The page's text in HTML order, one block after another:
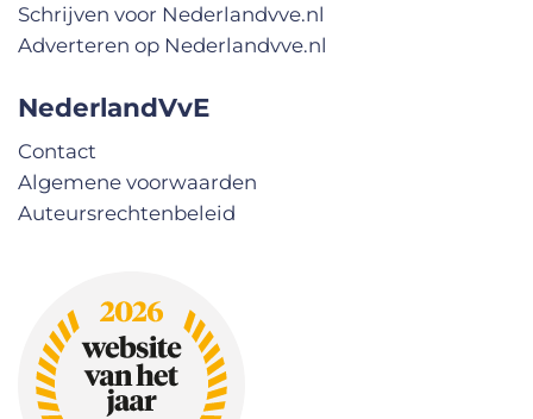
Schrijven voor Nederlandvve.nl
Adverteren op Nederlandvve.nl
NederlandVvE
Contact
Algemene voorwaarden
Auteursrechtenbeleid